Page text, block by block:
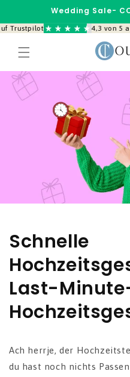
Inhalt
Wedding Sale-
Trustpilot 4,3 von 5
Schnelle
Last-
Ach herrje, der
du hast noch nichts